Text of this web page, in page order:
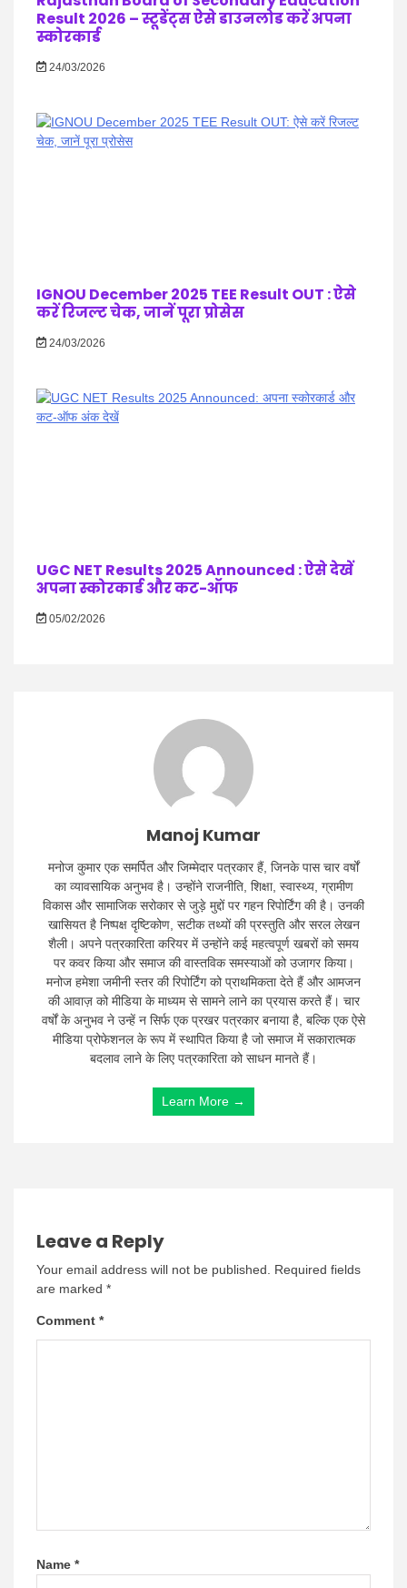
Result 2026 – स्टूडेंट्स ऐसे डाउनलोड करें अपना
स्कोरकार्ड
24/03/2026
IGNOU December 2025 TEE Result OUT : ऐसे
करें रिजल्ट चेक, जानें पूरा प्रोसेस
24/03/2026
UGC NET Results 2025 Announced : ऐसे देखें
अपना स्कोरकार्ड और कट-ऑफ
05/02/2026
Manoj Kumar
मनोज कुमार एक समर्पित और जिम्मेदार पत्रकार हैं, जिनके पास चार वर्षों
का व्यावसायिक अनुभव है। उन्होंने राजनीति, शिक्षा, स्वास्थ्य, ग्रामीण
विकास और सामाजिक सरोकार से जुड़े मुद्दों पर गहन रिपोर्टिंग की है। उनकी
खासियत है निष्पक्ष दृष्टिकोण, सटीक तथ्यों की प्रस्तुति और सरल लेखन
शैली। अपने पत्रकारिता करियर में उन्होंने कई महत्वपूर्ण खबरों को समय
पर कवर किया और समाज की वास्तविक समस्याओं को उजागर किया।
मनोज हमेशा जमीनी स्तर की रिपोर्टिंग को प्राथमिकता देते हैं और आमजन
की आवाज़ को मीडिया के माध्यम से सामने लाने का प्रयास करते हैं। चार
वर्षों के अनुभव ने उन्हें न सिर्फ एक प्रखर पत्रकार बनाया है, बल्कि एक ऐसे
मीडिया प्रोफेशनल के रूप में स्थापित किया है जो समाज में सकारात्मक
बदलाव लाने के लिए पत्रकारिता को साधन मानते हैं।
Learn More →
Leave a Reply
Your email address will not be published.
Required fields
are marked *
Comment *
Name *